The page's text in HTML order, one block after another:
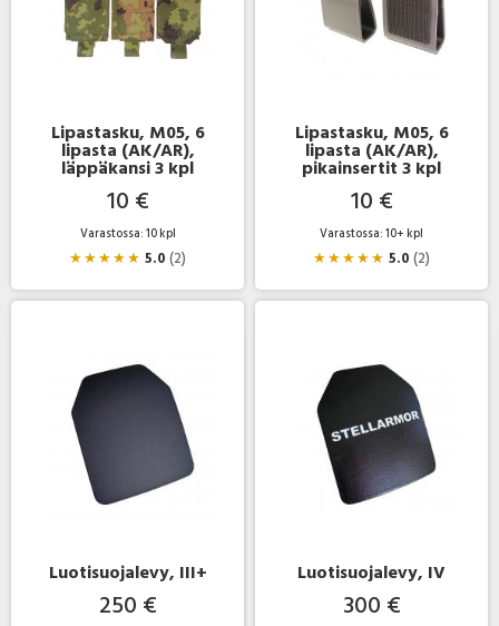
Lipastasku, M05, 6
lipasta (AK/AR),
läppäkansi 3 kpl
10 €
Varastossa: 10 kpl
★★★★★ 5.0(2)
Lipastasku, M05, 6
lipasta (AK/AR),
pikainsertit 3 kpl
10 €
Varastossa: 10+ kpl
★★★★★ 5.0(2)
Luotisuojalevy, III+
250 €
Luotisuojalevy, IV
300 €